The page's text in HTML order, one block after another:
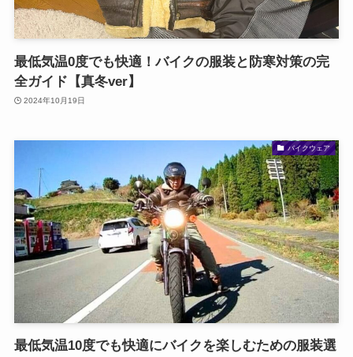
最低気温0度でも快適！バイクの服装と防寒対策の完
全ガイド【真冬ver】
2024年10月19日
バイクウェア
最低気温10度でも快適にバイクを楽しむための服装選